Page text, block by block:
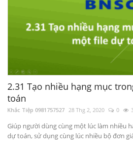
2.31 Tạo nhiều hạng mục
toán
Khắc Tiệp 0981757527 28 Thg 2, 2020 0
Giúp người dùng cùng một lúc làm nhiều
dự toán, sử dụng cùng lúc nhiều bộ đơn